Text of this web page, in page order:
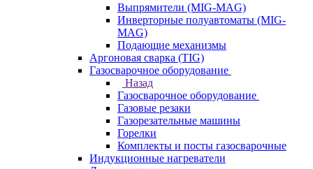
Выпрямители (MIG-MAG)
Инверторные полуавтоматы (MIG-
MAG)
Подающие механизмы
Аргоновая сварка (TIG)
Газосварочное оборудование
Назад
Газосварочное оборудование
Газовые резаки
Газорезательные машины
Горелки
Комплекты и посты газосварочные
Индукционные нагреватели